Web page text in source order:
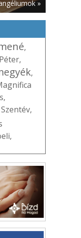
»
,
,
,
,
Szentév,
,